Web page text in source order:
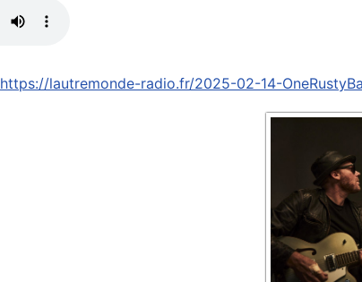
https://lautremonde-radio.fr/2025-02-14-